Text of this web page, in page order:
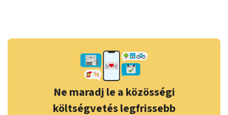
Ne maradj le a közösségi
költségvetés legfrissebb